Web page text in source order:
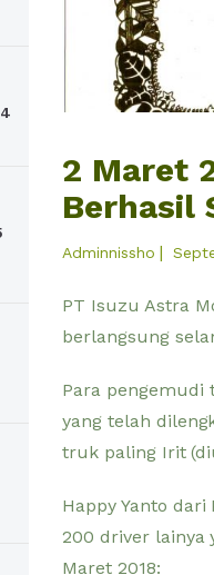
2 Maret
Berhasil
Adminnissho |
PT Isuzu Astra
berlangsung
Para pengemudi
yang telah
truk paling Irit
Happy Yanto
200 driver lainya
Maret 2018: